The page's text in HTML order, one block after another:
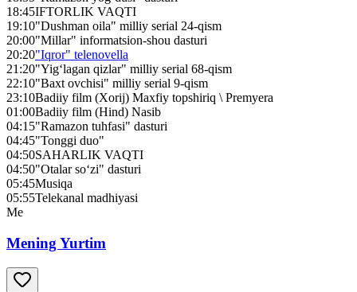
18:45IFTORLIK VAQTI
19:10"Dushman oila" milliy serial 24-qism
20:00"Millar" informatsion-shou dasturi
20:20"Iqror" telenovella
21:20"Yig‘lagan qizlar" milliy serial 68-qism
22:10"Baxt ovchisi" milliy serial 9-qism
23:10Badiiy film (Xorij) Maxfiy topshiriq \ Premyera
01:00Badiiy film (Hind) Nasib
04:15"Ramazon tuhfasi" dasturi
04:45"Tonggi duo"
04:50SAHARLIK VAQTI
04:50"Otalar so‘zi" dasturi
05:45Musiqa
05:55Telekanal madhiyasi
Me
Mening Yurtim